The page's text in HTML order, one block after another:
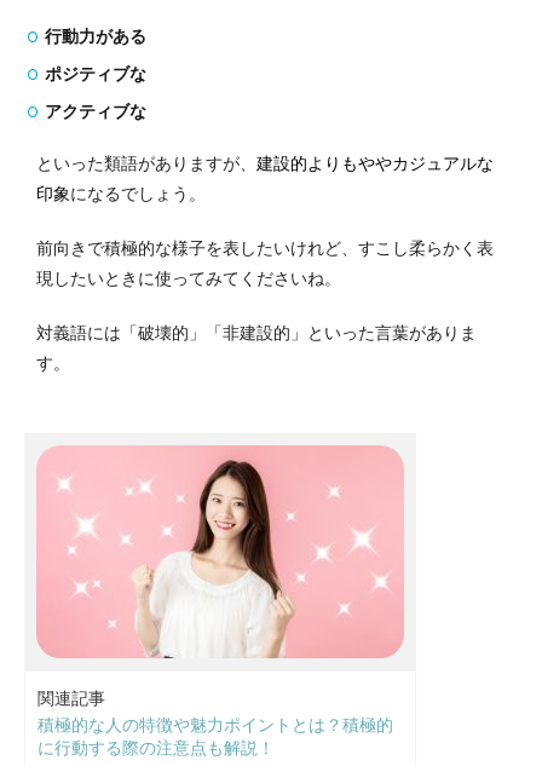
行動力がある
ポジティブな
アクティブな
といった類語がありますが、 建設的よりもややカジュアルな
印象になるでしょう。
前向きで積極的な様子を表したいけれど、すこし柔らかく表
現したいときに使ってみてくださいね。
対義語には「破壊的」「非建設的」といった言葉がありま
す。
関連記事
積極的な人の特徴や魅力ポイントとは？積極的
に行動する際の注意点も解説！